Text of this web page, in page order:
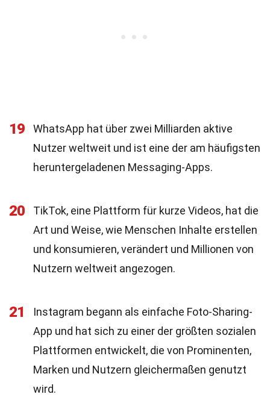
19
WhatsApp hat über zwei Milliarden aktive
Nutzer weltweit und ist eine der am häufigsten
heruntergeladenen Messaging-Apps.
20
TikTok, eine Plattform für kurze Videos, hat die
Art und Weise, wie Menschen Inhalte erstellen
und konsumieren, verändert und Millionen von
Nutzern weltweit angezogen.
21
Instagram begann als einfache Foto-Sharing-
App und hat sich zu einer der größten sozialen
Plattformen entwickelt, die von Prominenten,
Marken und Nutzern gleichermaßen genutzt
wird.